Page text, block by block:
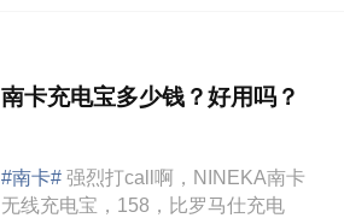
南卡充电宝多少钱？好用吗？
#南卡# 强烈打call啊，NINEKA南卡
无线充电宝，158，比罗马仕充电